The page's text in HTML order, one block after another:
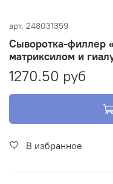
арт. 248031359
Сыворотка-филлер
матриксилом и
1270.50 руб
В избранное